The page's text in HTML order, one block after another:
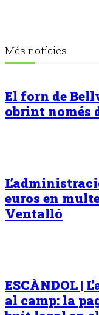
Més notícies
El forn de
obrint només
euros en
Ventalló
ESCÀNDOL |
al camp: la